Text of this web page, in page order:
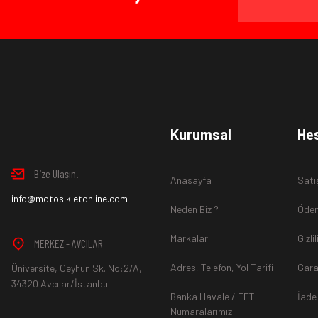
www.MotosikletOnline.com alışveriş sitesinden almış
Aksi durum söz konusu olduğunda
*İade ve Değişim sürecinde ürünlerin "Gönderici Ödemeli”
Bize Ulaşın!
info@motosikletonline.com
MERKEZ - AVCILAR
Üniversite, Ceyhun Sk. No:2/A,
34320 Avcılar/İstanbul
Kurumsal
Anasayfa
Neden Biz ?
Markalar
Adres, Telefon, Yol Tarifi
Banka Havale / EFT
Numaralarımız
İade